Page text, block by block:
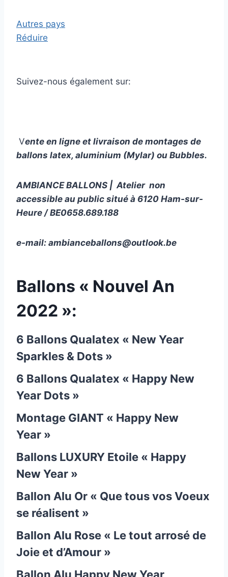
Autres pays
Réduire
Suivez-nous également sur:
Vente en ligne et livraison de montages de
ballons latex, aluminium (Mylar) ou Bubbles.
AMBIANCE BALLONS | Atelier non
accessible au public situé à 6120 Ham-sur-
Heure / BE0658.689.188
e-mail: ambianceballons@outlook.be
Ballons « Nouvel An
2022 »:
6 Ballons Qualatex « New Year
Sparkles & Dots »
6 Ballons Qualatex « Happy New
Year Dots »
Montage GIANT « Happy New
Year »
Ballons LUXURY Etoile « Happy
New Year »
Ballon Alu Or « Que tous vos Voeux
se réalisent »
Ballon Alu Rose « Le tout arrosé de
Joie et d’Amour »